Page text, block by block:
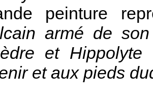
peinture
armé de
et
et aux pieds